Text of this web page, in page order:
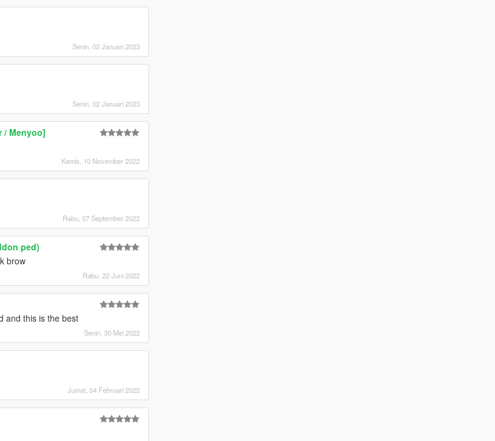
Senin, 02 Januari 2023
Senin, 02 Januari 2023
/ Menyoo]
Kamis, 10 November 2022
Rabu, 07 September 2022
ped)
brow
Rabu, 22 Juni 2022
and this is the best
Senin, 30 Mei 2022
Jumat, 04 Februari 2022